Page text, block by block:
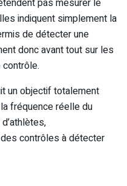
pas mesurer le
indiquent simplement la
de détecter une
donc avant tout sur les
un objectif totalement
fréquence réelle du
contrôles à détecter